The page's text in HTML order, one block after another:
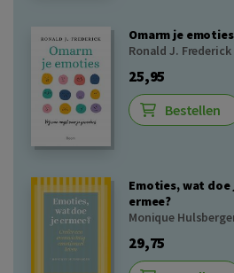
Omarm je emoties
Ronald J. Frederick
25,95
Bestellen
Emoties, wat doe
ermee?
Monique
29,75